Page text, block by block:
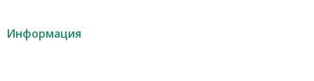
Информация